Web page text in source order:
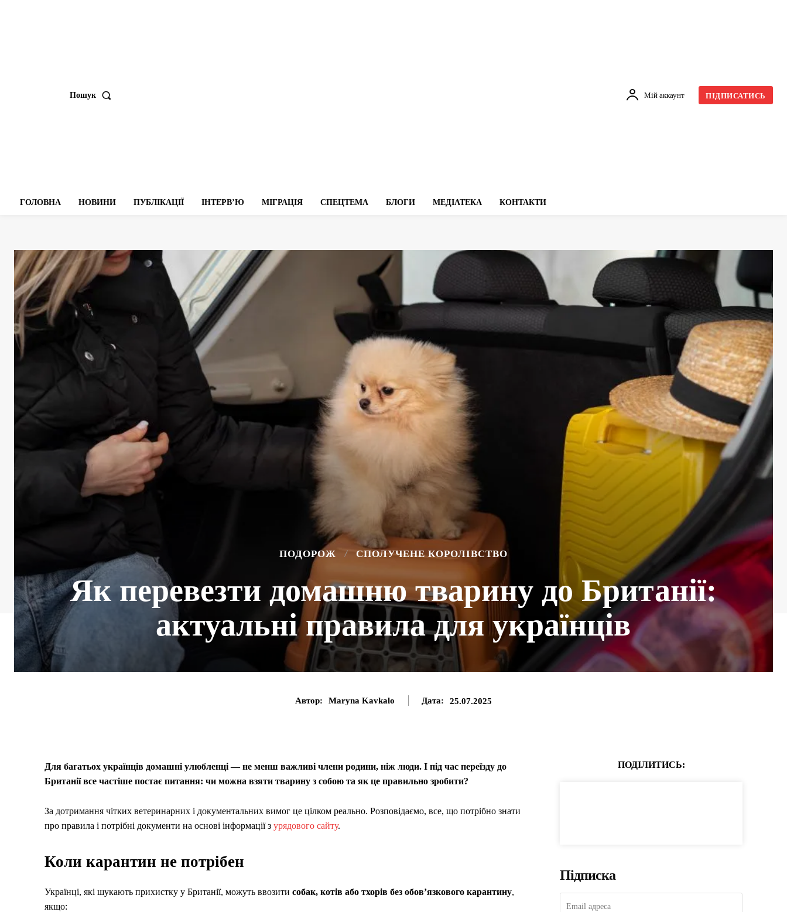
Пошук Мій аккаунт ПІДПИСАТИСЬ
ГОЛОВНА НОВИНИ ПУБЛІКАЦІЇ ІНТЕРВʼЮ МІГРАЦІЯ СПЕЦТЕМА БЛОГИ МЕДІАТЕКА КОНТАКТИ
ПОДОРОЖ СПОЛУЧЕНЕ КОРОЛІВСТВО
Як перевезти домашню тварину до Британії:
актуальні правила для українців
Автор: Maryna Kavkalo Дата: 25.07.2025
Для багатьох українців домашні улюбленці — не менш важливі члени родини, ніж люди. І під час переїзду до
Британії все частіше постає питання: чи можна взяти тварину з собою та як це правильно зробити?
За дотримання чітких ветеринарних і документальних вимог це цілком реально. Розповідаємо, все, що потрібно знати
про правила і потрібні документи на основі інформації з урядового сайту.
Коли карантин не потрібен
Українці, які шукають прихистку у Британії, можуть ввозити собак, котів або тхорів без обов’язкового карантину,
якщо:
ПОДІЛИТИСЬ:
Підписка